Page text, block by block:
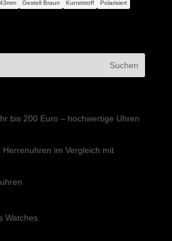
Gestell Braun Kunststoff Polarisiert
bis 200 Euro – hochwertige Uhren
Herrenuhren im Vergleich mit
Watches